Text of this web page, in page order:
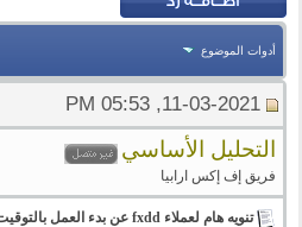
أدوات الموضوع
11-03-2021, 05:53 PM
التحليل الأساسي
فريق إف إكس ارابيا
تنويه هام لعملاء fxdd عن بدء العمل بالتوقيت الصيفى